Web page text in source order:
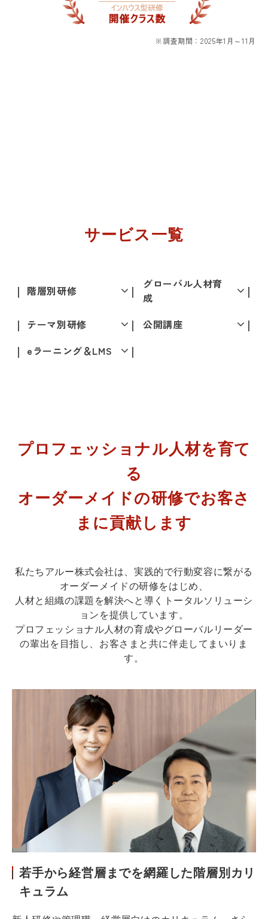
※調査期間：2025年1月～11月
サービス一覧
階層別研修
グローバル人材育
成
テーマ別研修
公開講座
eラーニング＆LMS
プロフェッショナル人材を育て
る
オーダーメイドの研修でお客さ
まに貢献します
私たちアルー株式会社は、実践的で行動変容に繋がる
オーダーメイドの研修をはじめ、
人材と組織の課題を解決へと導くトータルソリューシ
ョンを提供しています。
プロフェッショナル人材の育成やグローバルリーダー
の輩出を目指し、お客さまと共に伴走してまいりま
す。
若手から経営層までを網羅した階層別カリ
キュラム